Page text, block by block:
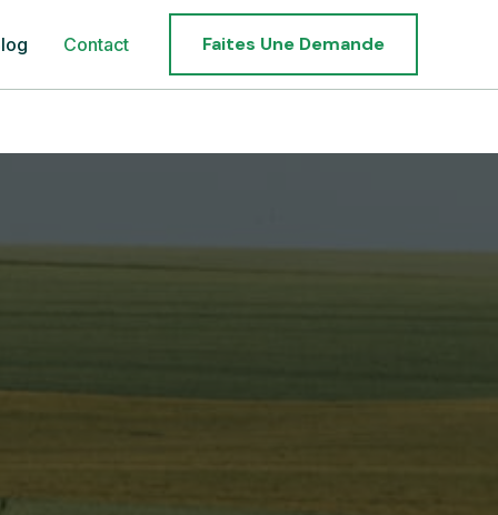
Contact Faites Une Demande